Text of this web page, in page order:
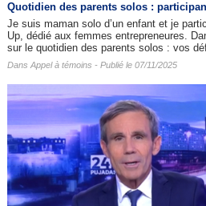
Quotidien des parents solos :
Je suis maman solo d’un enfant et je
Up, dédié aux femmes entrepreneures.
sur le quotidien des parents solos : vos
Dans Appel à témoins - Publié le 07/11/2025